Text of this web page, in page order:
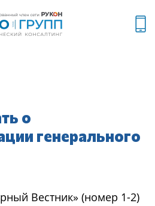
о
генерального
Веcтник» (нoмер 1-2)